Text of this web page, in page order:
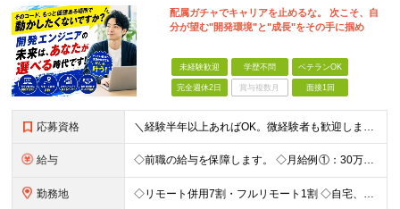
配属ガチャでキャリアを止めるな。 次こそ、自
分が望む"開発環境"と"成長"をその手に掴め
未経験歓迎 学歴不問 ベテランOK
完全週休2日 賞与複数月 面接1回
応募資格 ＼経験半年以上あればOK。微経験者も歓迎します！／ ■何かしらの開発経験がある方（言語・領域・工程不問） ■学歴不問・第二新卒歓迎 ■社会人歴10年以上の方も歓迎 ＼経験が浅い方もぜひご応募を！／
給与 ◇前職の給与を保障します。 ◇月給例①：30万～ ※経験1年程度を目安 ◇月給例②：41万～ ※経験3年程度を目安 ※試用期間6か月（給与・待遇の変動はありません。） ＼昇給について／ 案件単価の
勤務地 ◇リモート併用7割・フルリモート1割 ◇自宅、または案件先（東京23区がメイン・埼玉・神奈川・千葉・愛知県にもあり） ＼管理がなく自由な環境／ 日報はもちろん、帰社日の強制も一切なし！ 自分らしく働